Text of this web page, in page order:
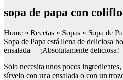
sopa de papa con
Home » Recetas » Sopas » Sopa de
Sopa de Papa está llena de deliciosa
ensalada. ¡Absolutamente deliciosa!
Sólo necesita unos pocos
sírvelo con una ensalada o con un